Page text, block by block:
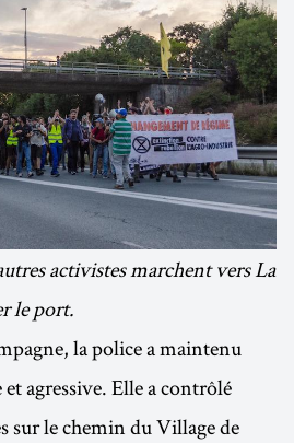
activistes marchent vers La
le port.
la police a maintenu
agressive. Elle a contrôlé
sur le chemin du Village de